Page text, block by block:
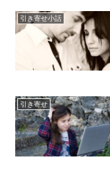
引き寄せ小話
引き寄せ